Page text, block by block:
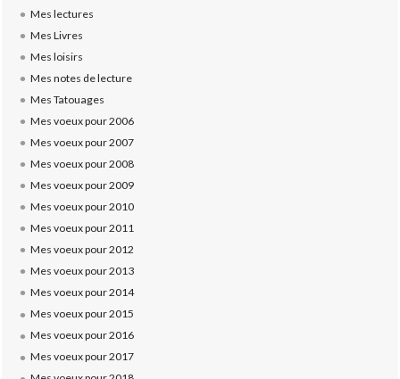
Mes lectures
Mes Livres
Mes loisirs
Mes notes de lecture
Mes Tatouages
Mes voeux pour 2006
Mes voeux pour 2007
Mes voeux pour 2008
Mes voeux pour 2009
Mes voeux pour 2010
Mes voeux pour 2011
Mes voeux pour 2012
Mes voeux pour 2013
Mes voeux pour 2014
Mes voeux pour 2015
Mes voeux pour 2016
Mes voeux pour 2017